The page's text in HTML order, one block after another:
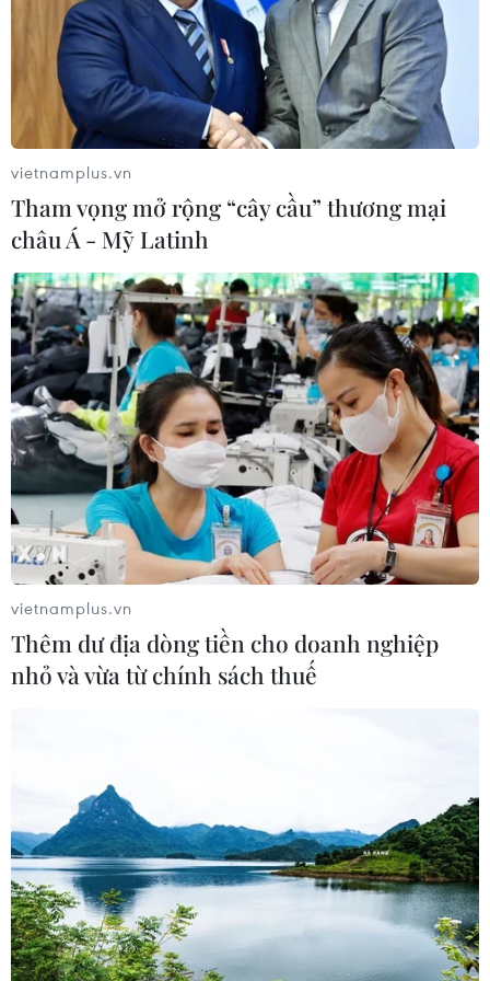
TIN CÙNG CHUYÊN MỤC
Tham vọng mở rộng “cây cầu”
thương mại châu Á - Mỹ Latinh
Trung Quốc: Giá tiêu dùng và giá sản
xuất cùng giảm tốc trong tháng
7/2026
09/08/2026 14:40
vietnamplus.vn
Tham vọng mở rộng “cây cầu” thương mại
châu Á - Mỹ Latinh
vietnamplus.vn
Thêm dư địa dòng tiền cho doanh nghiệp
nhỏ và vừa từ chính sách thuế